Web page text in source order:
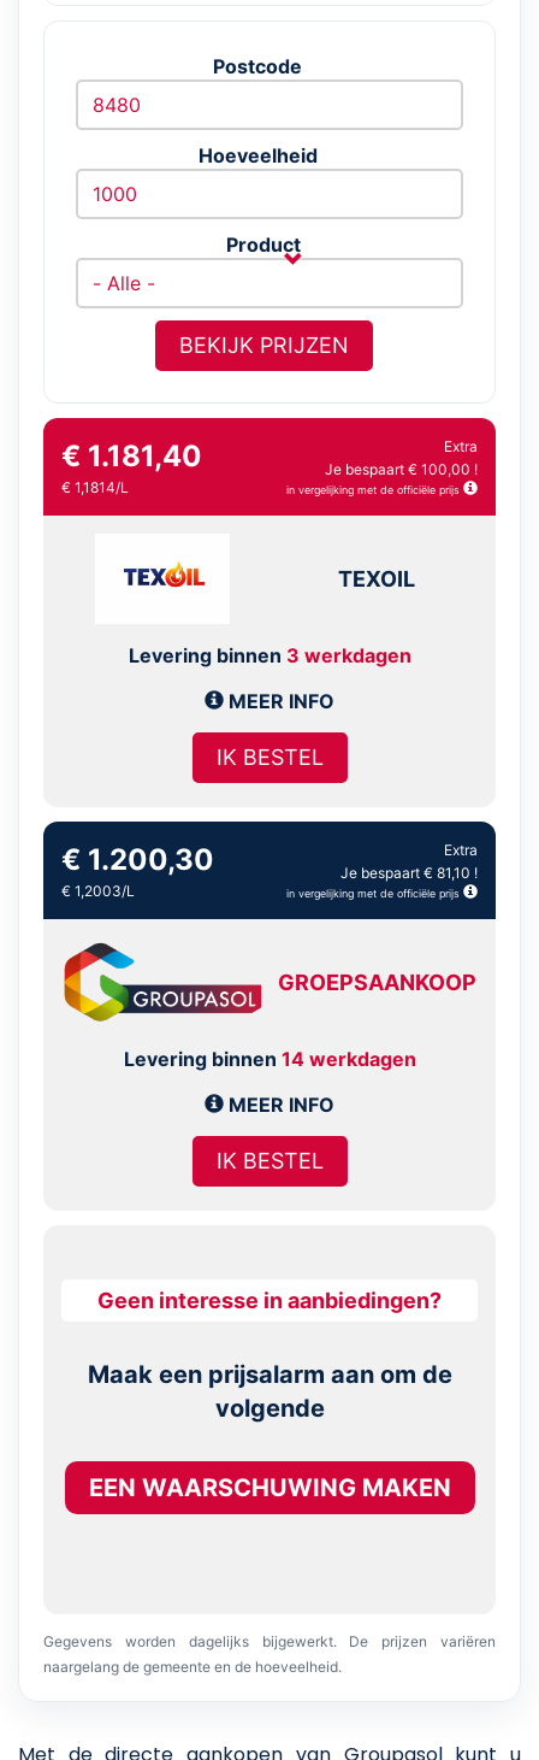
Postcode
Hoeveelheid
Product
BEKIJK PRIJZEN
€ 1.181,40
€ 1,1814/L
Extra
Je bespaart € 100,00 !
in vergelijking met de officiële prijs
TEXOIL
Levering binnen 3 werkdagen
MEER INFO
IK BESTEL
€ 1.200,30
€ 1,2003/L
Extra
Je bespaart € 81,10 !
in vergelijking met de officiële prijs
GROEPSAANKOOP
Levering binnen 14 werkdagen
MEER INFO
IK BESTEL
Geen interesse in aanbiedingen?
Maak een prijsalarm aan om de
volgende
EEN WAARSCHUWING MAKEN
Gegevens worden dagelijks bijgewerkt. De prijzen variëren
naargelang de gemeente en de hoeveelheid.
Met de directe aankopen van Groupasol kunt u